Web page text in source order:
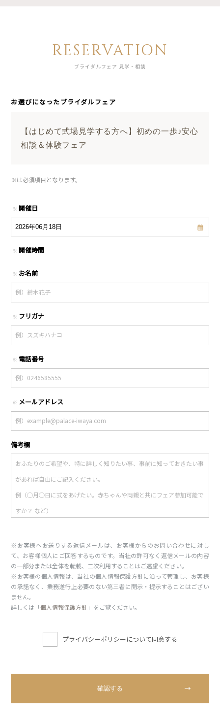
RESERVATION
ブライダルフェア 見学・相談
お選びになったブライダルフェア
【はじめて式場見学する方へ】初めの一歩♪安心
相談＆体験フェア
※は必須項目となります。
※ 開催日
※ 開催時間
※ お名前
※ フリガナ
※ 電話番号
※ メールアドレス
備考欄
※お客様へお送りする返信メールは、お客様からのお問い合わせに対し
て、お客様個人にご回答するものです。当社の許可なく返信メールの内容
の一部分または全体を転載、二次利用することはご遠慮ください。
※お客様の個人情報は、当社の個人情報保護方針に沿って管理し、お客様
の承諾なく、業務遂行上必要のない第三者に開示・提示することはござい
ません。
詳しくは「個人情報保護方針」をご覧ください。
プライバシーポリシーについて同意する